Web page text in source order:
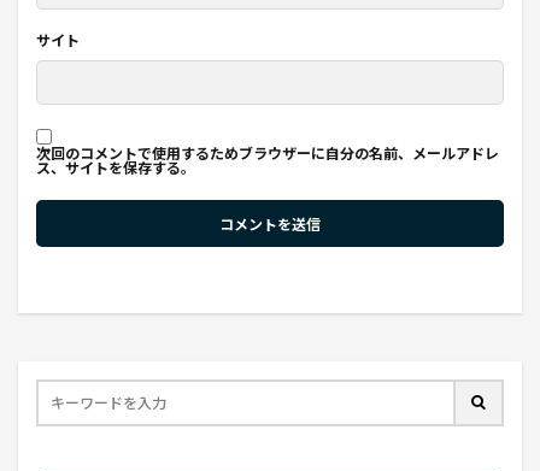
サイト
次回のコメントで使用するためブラウザーに自分の名前、メールアドレ
ス、サイトを保存する。